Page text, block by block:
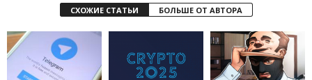
СХОЖИЕ СТАТЬИ БОЛЬШЕ ОТ АВТОРА